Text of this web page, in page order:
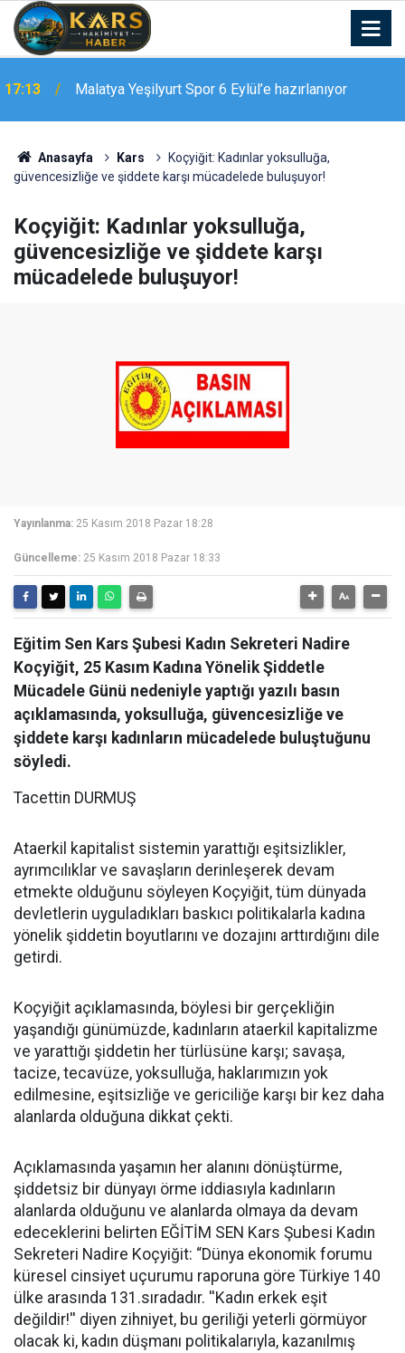
17:13
Malatya Yeşilyurt Spor 6 Eylül’e hazırlanıyor
17:06
Bingöl’de zincirleme kaza: 5 yaralı
Anasayfa Kars
Koçyiğit: Kadınlar yoksulluğa,
güvencesizliğe ve şiddete karşı mücadelede buluşuyor!
Koçyiğit: Kadınlar yoksulluğa,
güvencesizliğe ve şiddete karşı
mücadelede buluşuyor!
Yayınlanma: 25 Kasım 2018 Pazar 18:28
Güncelleme: 25 Kasım 2018 Pazar 18:33
Eğitim Sen Kars Şubesi Kadın Sekreteri Nadire
Koçyiğit, 25 Kasım Kadına Yönelik Şiddetle
Mücadele Günü nedeniyle yaptığı yazılı basın
açıklamasında, yoksulluğa, güvencesizliğe ve
şiddete karşı kadınların mücadelede buluştuğunu
söyledi.
Tacettin DURMUŞ
Ataerkil kapitalist sistemin yarattığı eşitsizlikler,
ayrımcılıklar ve savaşların derinleşerek devam
etmekte olduğunu söyleyen Koçyiğit, tüm dünyada
devletlerin uyguladıkları baskıcı politikalarla kadına
yönelik şiddetin boyutlarını ve dozajını arttırdığını dile
getirdi.
Koçyiğit açıklamasında, böylesi bir gerçekliğin
yaşandığı günümüzde, kadınların ataerkil kapitalizme
ve yarattığı şiddetin her türlüsüne karşı; savaşa,
tacize, tecavüze, yoksulluğa, haklarımızın yok
edilmesine, eşitsizliğe ve gericiliğe karşı bir kez daha
alanlarda olduğuna dikkat çekti.
Açıklamasında yaşamın her alanını dönüştürme,
şiddetsiz bir dünyayı örme iddiasıyla kadınların
alanlarda olduğunu ve alanlarda olmaya da devam
edeceklerini belirten EĞİTİM SEN Kars Şubesi Kadın
Sekreteri Nadire Koçyiğit: “Dünya ekonomik forumu
küresel cinsiyet uçurumu raporuna göre Türkiye 140
ülke arasında 131.sıradadır. ''Kadın erkek eşit
değildir!'' diyen zihniyet, bu geriliği yeterli görmüyor
olacak ki, kadın düşmanı politikalarıyla, kazanılmış